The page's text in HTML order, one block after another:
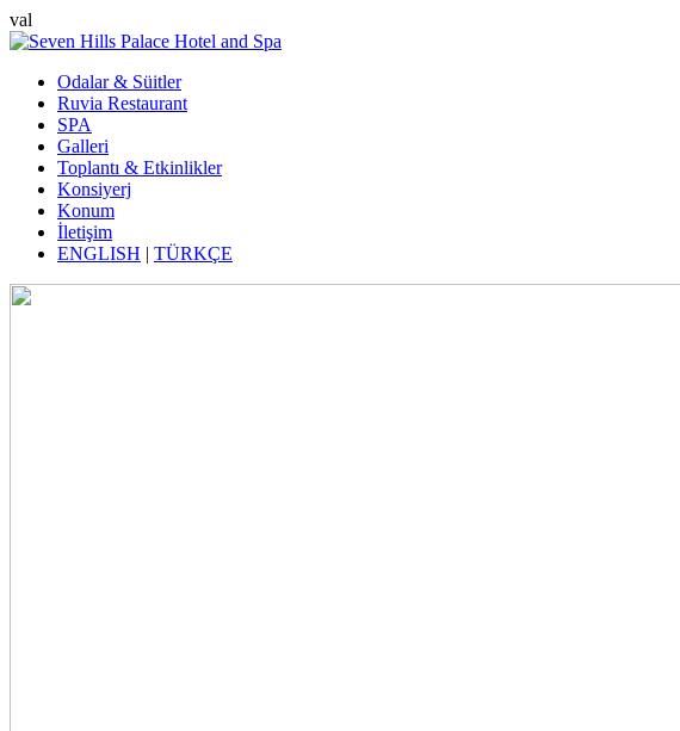
val
Odalar & Süitler
Ruvia Restaurant
SPA
Galleri
Toplantı & Etkinlikler
Konsiyerj
Konum
İletişim
ENGLISH | TÜRKÇE